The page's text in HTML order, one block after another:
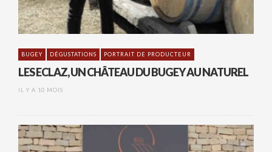
BUGEY DÉGUSTATIONS PORTRAIT DE PRODUCTEUR
LES ECLAZ, UN CHÂTEAU DU BUGEY AU NATUREL
IL Y A 10 MOIS